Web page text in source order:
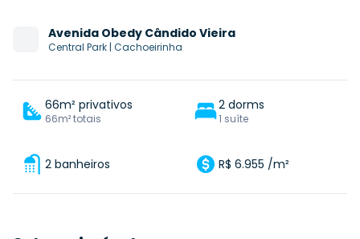
Avenida Obedy Cândido Vieira
Central Park | Cachoeirinha
66m² privativos
66m² totais
2 dorms
1 suíte
2 banheiros R$ 6.955 /m²